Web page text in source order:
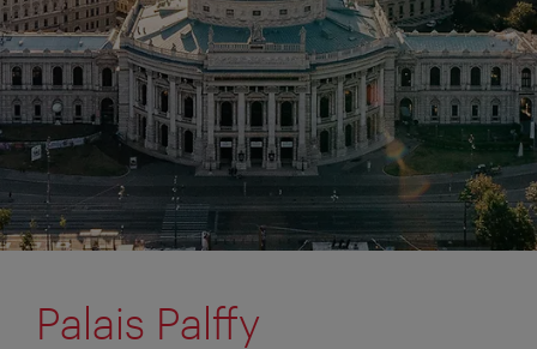
Palais Palffy